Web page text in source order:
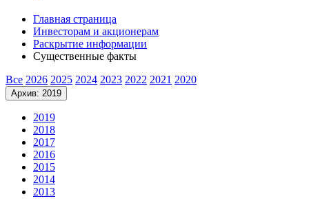
Главная страница
Инвесторам и акционерам
Раскрытие информации
Существенные факты
Все 2026 2025 2024 2023 2022 2021 2020
Архив: 2019
2019
2018
2017
2016
2015
2014
2013